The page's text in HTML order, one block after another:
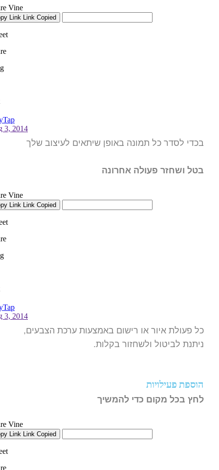
בכדי לסדר כל תמונה באופן שיתאים לעיצוב שלך
בטל ושחזר פעולה אחרונה
כל פעולת איור או רישום באמצעות ערכת הצבעים,
ניתנת לביטול ולשחזור בקלות.
הוספת פעילויות
לחץ בכל מקום כדי להמשיך